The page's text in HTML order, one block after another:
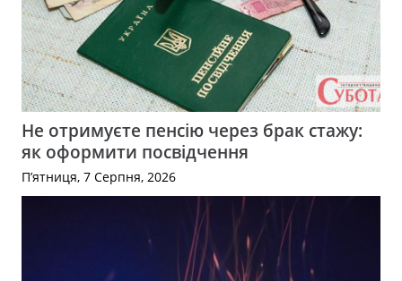
Не отримуєте пенсію через брак стажу:
як оформити посвідчення
П’ятниця, 7 Серпня, 2026